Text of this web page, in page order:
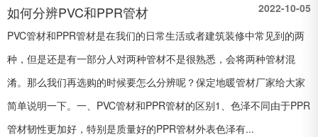
如何分辨PVC和PPR管材
2022-10-05
PVC管材和PPR管材是在我们的日常生活或者建筑装修中常见到的两
种，但是还是有一部分人对两种管材不是很熟悉，会将两种管材混
淆。那么我们再选购的时候要怎么分辨呢？保定地暖管材厂家给大家
简单说明一下。一、PVC管材和PPR管材的区别1、色泽不同由于PPR
管材韧性更加好，特别是质量好的PPR管材外表色泽有...